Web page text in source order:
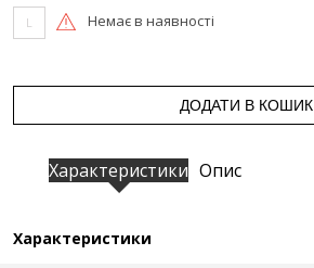
L Немає в наявності
ДОДАТИ В КОШИК
Характеристики Опис
Характеристики